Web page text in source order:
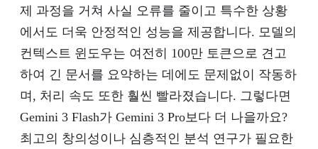
제 과정을 거쳐 사실 오류를 줄이고 특수한 상황
에서도 더욱 안정적인 성능을 제공합니다. 모델의
컨텍스트 윈도우는 여전히 100만 토큰으로 견고
하여 긴 문서를 요약하는 데에도 문제없이 작동하
며, 처리 속도 또한 훨씬 빨라졌습니다. 그렇다면
Gemini 3 Flash가 Gemini 3 Pro보다 더 나을까요?
최고의 창의성이나 심층적인 분석 연구가 필요한